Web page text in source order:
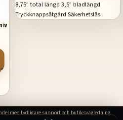
8,75" total längd 3,5" bladlängd
Tryckknappsåtgärd Säkerhetslås
med tydligare support och butiksvägledning.